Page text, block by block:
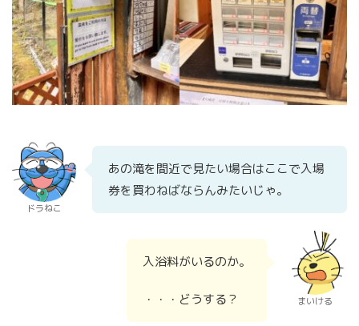
ドラねこ
あの滝を間近で見たい場合はここで入場
券を買わねばならんみたいじゃ。
入浴料がいるのか。
・・・どうする？ まいける